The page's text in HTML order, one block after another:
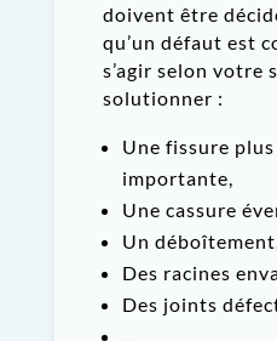
doivent être
qu’un défaut est
s’agir selon votre
solutionner :
Une fissure
importante,
Une cassure
Un déboîtement,
Des racines
Des joints